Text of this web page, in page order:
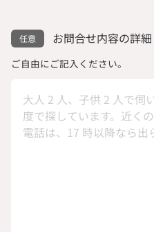
お問合せ内容の詳細
ご自由にご記入ください。